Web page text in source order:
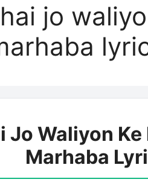
jo
Jo Waliyon
Marhaba